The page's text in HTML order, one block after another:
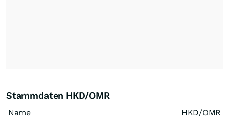
Stammdaten HKD/OMR
Name
HKD/OMR